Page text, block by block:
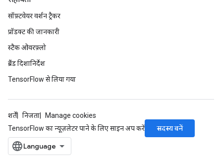
सॉफ़्टवेयर वर्शन ट्रैकर
प्रॉडक्ट की जानकारी
स्टैक ओवरफ़्लो
ब्रैंड दिशानिर्देश
TensorFlow से लिया गया
शर्तें निजता
Manage cookies
TensorFlow का न्यूज़लेटर पाने के लिए साइन अप करें
सदस्य बनें